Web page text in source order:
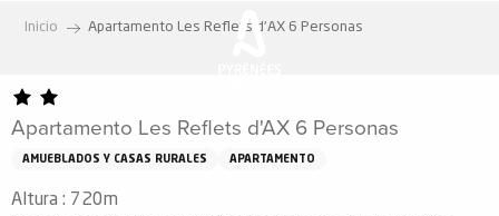
principal
Inicio Apartamento Les Reflets d'AX 6 Personas
Apartamento Les Reflets d'AX 6 Personas
AMUEBLADOS Y CASAS RURALES APARTAMENTO
Altura : 720m